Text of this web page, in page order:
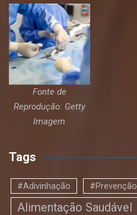
Fonte de
Reprodução: Getty
Imagem
Tags
#Adivinhação
Alimentação Saudável